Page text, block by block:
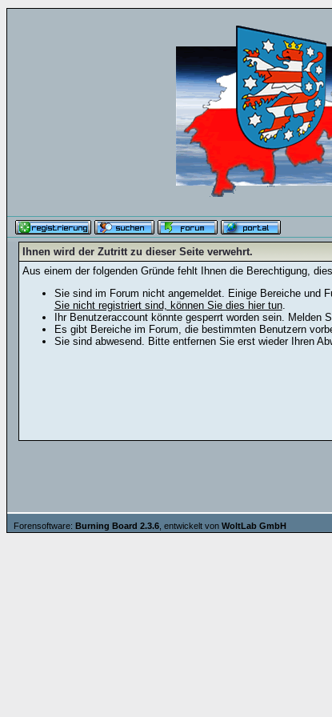
Ihnen wird der Zutritt zu dieser Seite verwehrt.
Aus einem der folgenden Gründe fehlt Ihnen die Berechtigung,
Sie sind im Forum nicht angemeldet. Einige Bereiche und
Sie nicht registriert sind, können Sie dies hier tun.
Ihr Benutzeraccount könnte gesperrt worden sein.
Es gibt Bereiche im Forum, die bestimmten Benutzern
Sie sind abwesend. Bitte entfernen Sie erst wieder Ihren
Forensoftware: Burning Board 2.3.6 , entwickelt von WoltLab GmbH